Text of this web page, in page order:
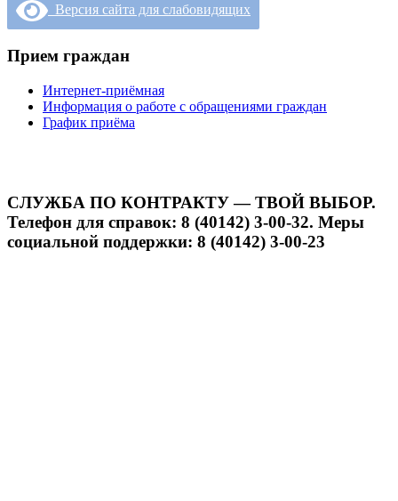
Версия сайта для слабовидящих
Прием граждан
Интернет-приёмная
Информация о работе с обращениями граждан
График приёма
СЛУЖБА ПО КОНТРАКТУ — ТВОЙ ВЫБОР.
Телефон для справок: 8 (40142) 3-00-32. Меры
социальной поддержки: 8 (40142) 3-00-23